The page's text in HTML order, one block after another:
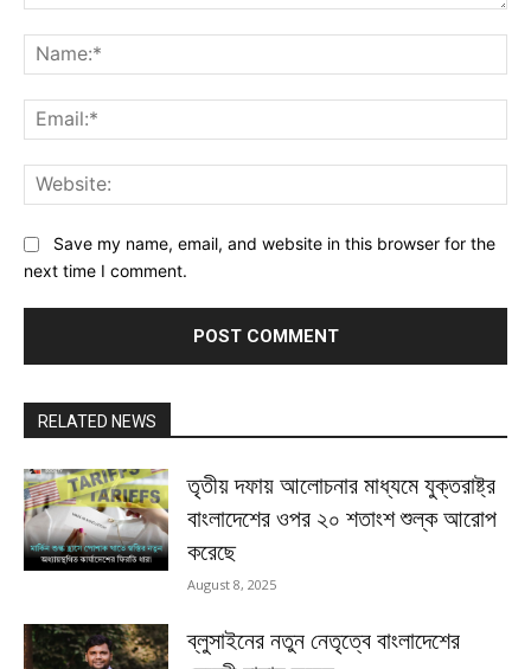
Save my name, email, and website in this browser for the
next time I comment.
RELATED NEWS
তৃতীয় দফায় আলোচনার মাধ্যমে যুক্তরাষ্ট্র
বাংলাদেশের ওপর ২০ শতাংশ শুল্ক আরোপ
করেছে
August 8, 2025
ব্লুসাইনের নতুন নেতৃত্বে বাংলাদেশের